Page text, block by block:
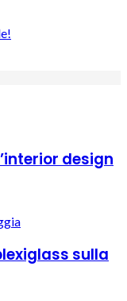
design
sulla